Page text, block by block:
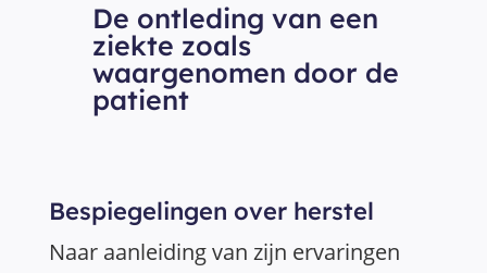
De ontleding van een
ziekte zoals
waargenomen door de
patient
Bespiegelingen over herstel
Naar aanleiding van zijn ervaringen